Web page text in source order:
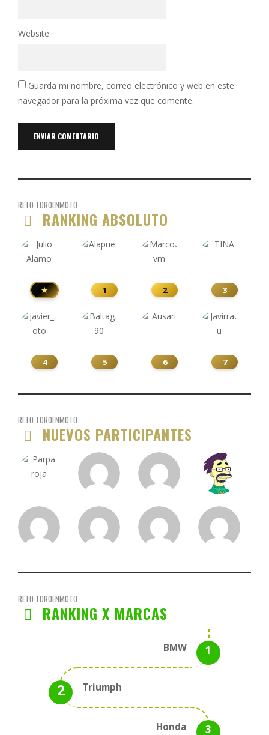
Website
Guarda mi nombre, correo electrónico y web en este
navegador para la próxima vez que comente.
RETO TOROENMOTO
RANKING ABSOLUTO
★ 1 2 3
4 5 6 7
RETO TOROENMOTO
NUEVOS PARTICIPANTES
RETO TOROENMOTO
RANKING X MARCAS
BMW
Triumph
Honda